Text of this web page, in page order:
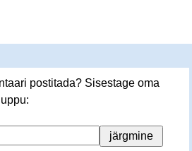
postitada? Sisestage oma